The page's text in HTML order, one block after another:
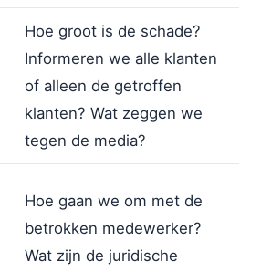
Hoe groot is de schade?
Informeren we alle klanten
of alleen de getroffen
klanten? Wat zeggen we
tegen de media?
Hoe gaan we om met de
betrokken medewerker?
Wat zijn de juridische